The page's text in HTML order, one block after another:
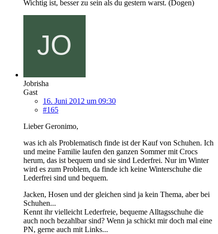
Wichtig ist, besser zu sein als du gestern warst. (Dogen)
Jobrisha
Gast
16. Juni 2012 um 09:30
#165
Lieber Geronimo,
was ich als Problematisch finde ist der Kauf von Schuhen. Ich
und meine Familie laufen den ganzen Sommer mit Crocs
herum, das ist bequem und sie sind Lederfrei. Nur im Winter
wird es zum Problem, da finde ich keine Winterschuhe die
Lederfrei sind und bequem.
Jacken, Hosen und der gleichen sind ja kein Thema, aber bei
Schuhen...
Kennt ihr vielleicht Lederfreie, bequeme Alltagsschuhe die
auch noch bezahlbar sind? Wenn ja schickt mir doch mal eine
PN, gerne auch mit Links...